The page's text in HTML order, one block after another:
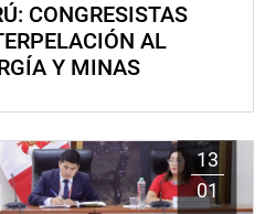
CONGRESISTAS
AL
Y MINAS
13
01